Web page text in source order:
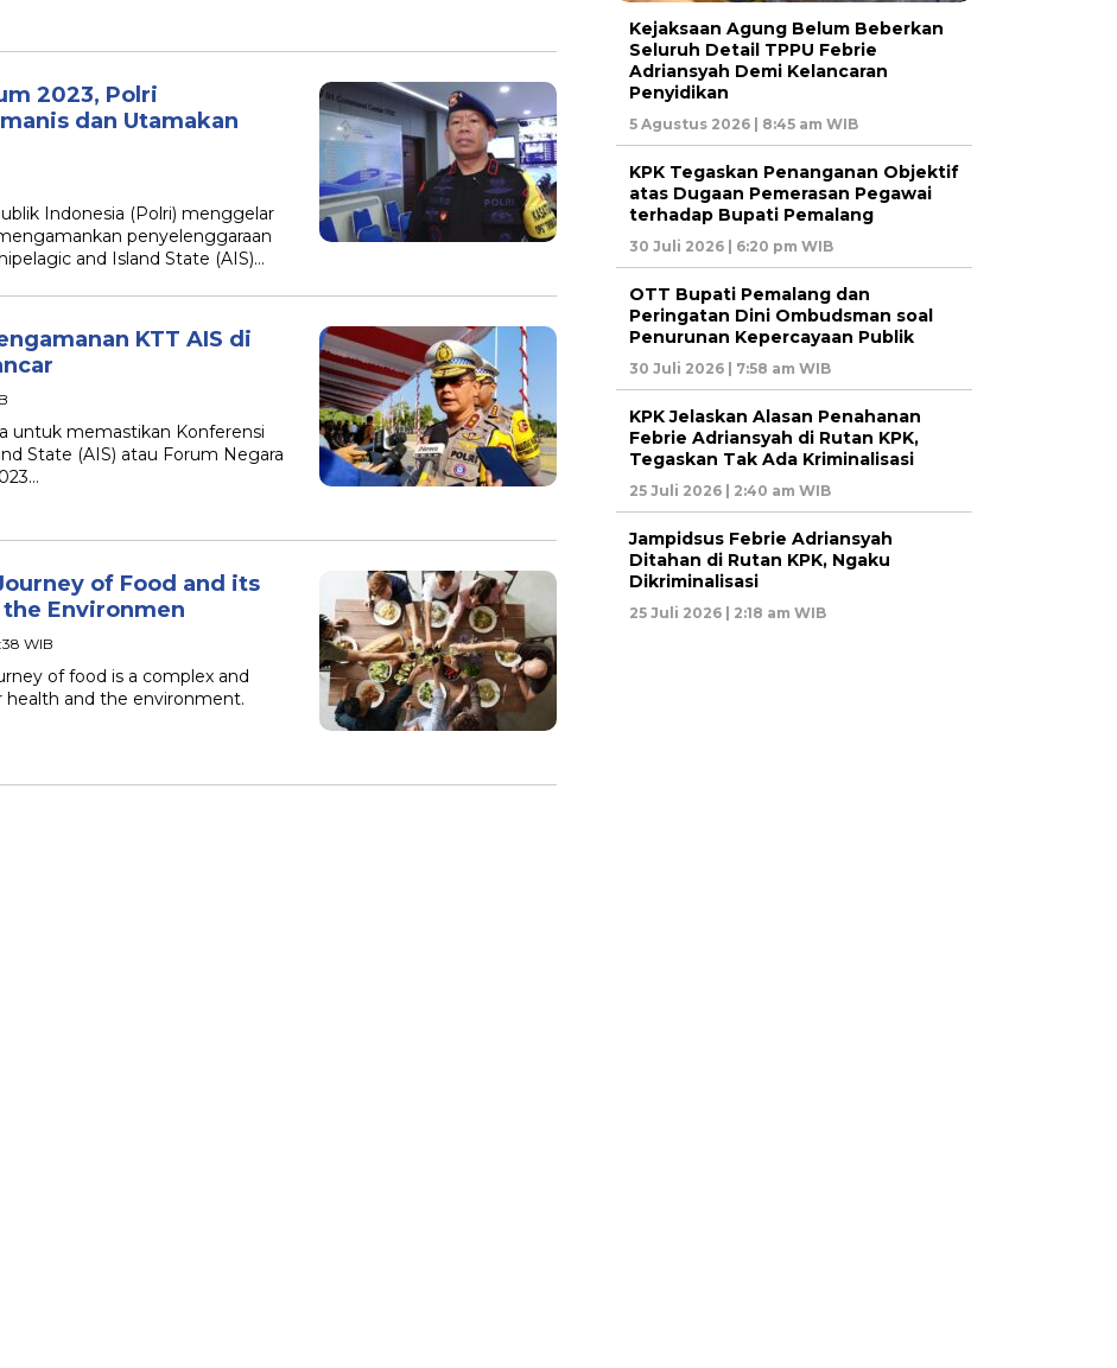
2023, Polri
dan Utamakan
Indonesia (Polri) menggelar
penyelenggaraan
and Island State (AIS)…
KTT AIS di
untuk memastikan Konferensi
State (AIS) atau Forum Negara
of Food and its
Environmen
WIB
of food is a complex and
and the environment.
Kejaksaan Agung Belum Beberkan
Seluruh Detail TPPU Febrie
Adriansyah Demi Kelancaran
Penyidikan
5 Agustus 2026 | 8:45 am WIB
KPK Tegaskan Penanganan Objektif
atas Dugaan Pemerasan Pegawai
terhadap Bupati Pemalang
30 Juli 2026 | 6:20 pm WIB
OTT Bupati Pemalang dan
Peringatan Dini Ombudsman soal
Penurunan Kepercayaan Publik
30 Juli 2026 | 7:58 am WIB
KPK Jelaskan Alasan Penahanan
Febrie Adriansyah di Rutan KPK,
Tegaskan Tak Ada Kriminalisasi
25 Juli 2026 | 2:40 am WIB
Jampidsus Febrie Adriansyah
Ditahan di Rutan KPK, Ngaku
Dikriminalisasi
25 Juli 2026 | 2:18 am WIB